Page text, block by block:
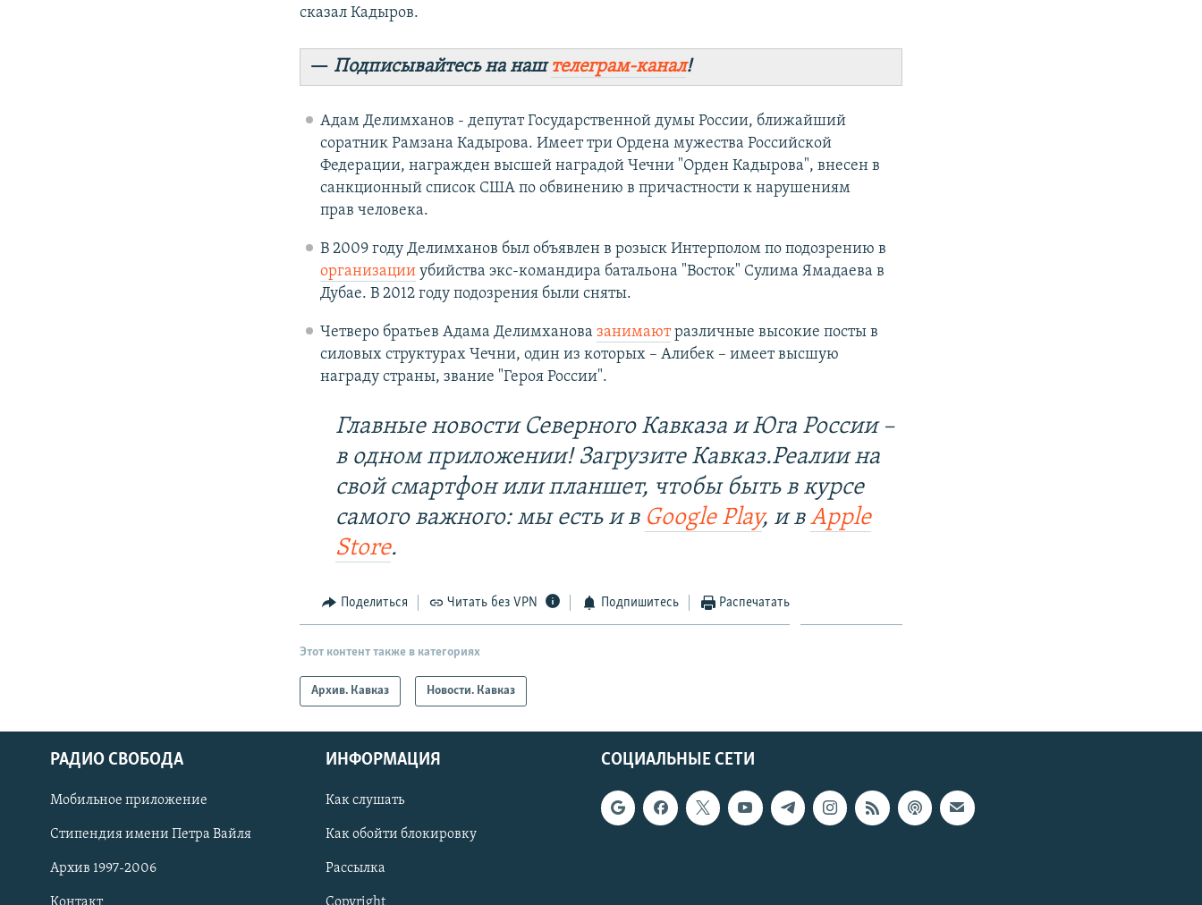
СОЦИАЛЬНЫЕ СЕТИ
сказал Кадыров.
— Подписывайтесь на наштелеграм-канал!
Адам Делимханов - депутат Государственной думы России, ближайший
соратник Рамзана Кадырова. Имеет три Ордена мужества Российской
Федерации, награжден высшей наградой Чечни "Орден Кадырова", внесен в
санкционный список США по обвинению в причастности к нарушениям
прав человека.
В 2009 году Делимханов был объявлен в розыск Интерполом по подозрению в
организацииубийства экс-командира батальона "Восток" Сулима Ямадаева в
Дубае. В 2012 году подозрения были сняты.
Четверо братьев Адама Делимханова занимаютразличные высокие посты в
силовых структурах Чечни, один из которых – Алибек – имеет высшую
награду страны, звание "Героя России".
Главные новости Северного Кавказа и Юга России –
в одном приложении! Загрузите Кавказ.Реалии на
свой смартфон или планшет, чтобы быть в курсе
самого важного: мы есть и в Google Play, и вApple
Store.
Поделиться Читать без VPN Подпишитесь Распечатать
Этот контент также в категориях
Архив. Кавказ Новости. Кавказ
СОЦИАЛЬНЫЕ СЕТИ
РАДИО СВОБОДА
Мобильное приложение
Стипендия имени Петра Вайля
Архив 1997-2006
ИНФОРМАЦИЯ
Как слушать
Как обойти блокировку
Рассылка